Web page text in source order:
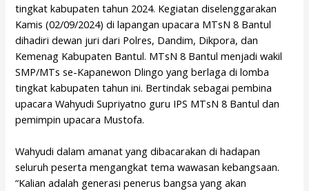
tingkat kabupaten tahun 2024. Kegiatan diselenggarakan
Kamis (02/09/2024) di lapangan upacara MTsN 8 Bantul
dihadiri dewan juri dari Polres, Dandim, Dikpora, dan
Kemenag Kabupaten Bantul. MTsN 8 Bantul menjadi wakil
SMP/MTs se-Kapanewon Dlingo yang berlaga di lomba
tingkat kabupaten tahun ini. Bertindak sebagai pembina
upacara Wahyudi Supriyatno guru IPS MTsN 8 Bantul dan
pemimpin upacara Mustofa.
Wahyudi dalam amanat yang dibacarakan di hadapan
seluruh peserta mengangkat tema wawasan kebangsaan.
“Kalian adalah generasi penerus bangsa yang akan